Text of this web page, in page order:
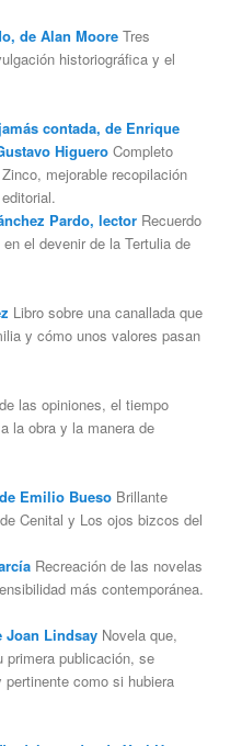
de Alan MooreTres
historiográfica y el
contada, de Enrique
HigueroCompleto
mejorable recopilación
Pardo, lectorRecuerdo
el devenir de la Tertulia de
Libro sobre una canallada que
y cómo unos valores pasan
las opiniones, el tiempo
la obra y la manera de
Emilio BuesoBrillante
Cenital y Los ojos bizcos del
Recreación de las novelas
más contemporánea.
Joan LindsayNovela que,
publicación, se
como si hubiera